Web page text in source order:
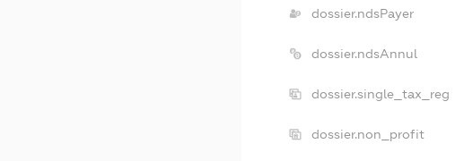
dossier.ndsPayer
dossier.ndsAnnul
dossier.single_tax_reg
dossier.non_profit